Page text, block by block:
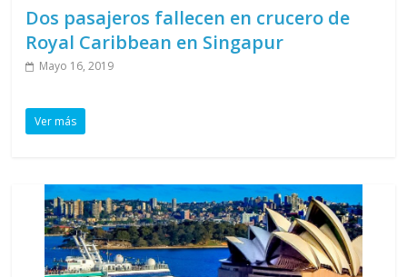
Dos pasajeros fallecen en crucero de
Royal Caribbean en Singapur
Mayo 16, 2019
Ver más